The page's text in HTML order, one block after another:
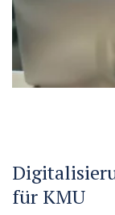
für KMU